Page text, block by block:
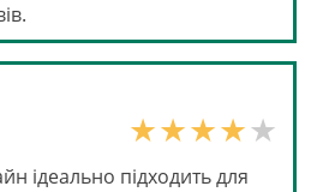
ідеально підходить для